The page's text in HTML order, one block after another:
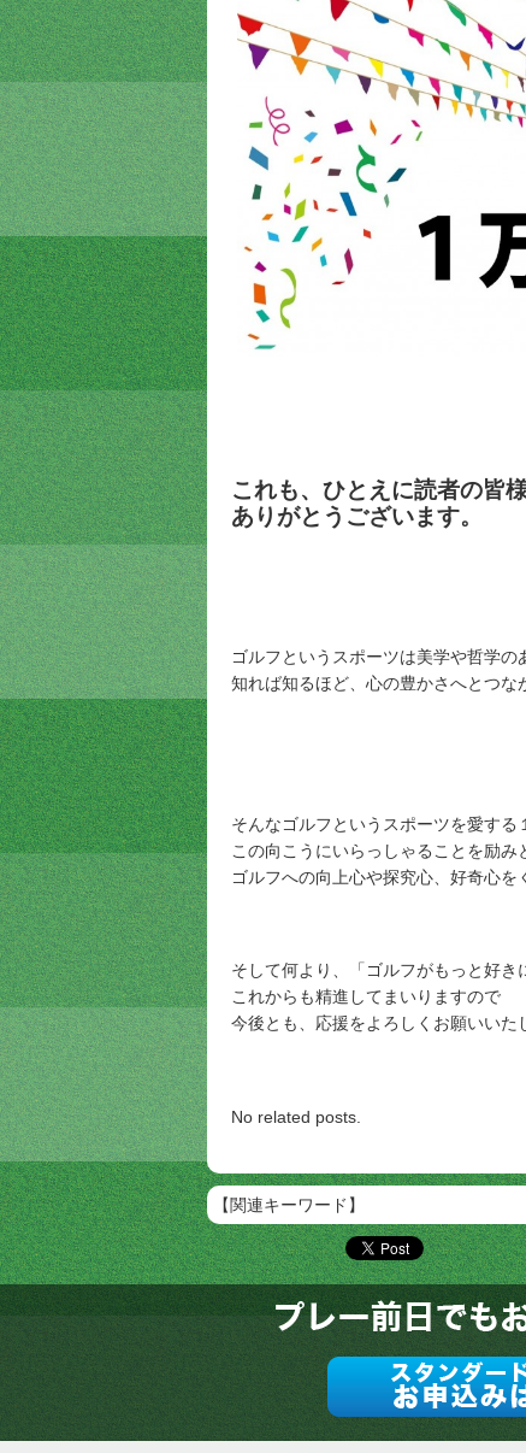
これも、ひとえに読者の皆
ありがとうございます。
ゴルフというスポーツは美学や哲学の
知れば知るほど、心の豊かさへとつな
そんなゴルフというスポーツを愛する
この向こうにいらっしゃることを励み
ゴルフへの向上心や探究心、好奇心を
そして何より、「ゴルフがもっと好き
これからも精進してまいりますので
今後とも、応援をよろしくお願いいた
No related posts.
【関連キーワード】